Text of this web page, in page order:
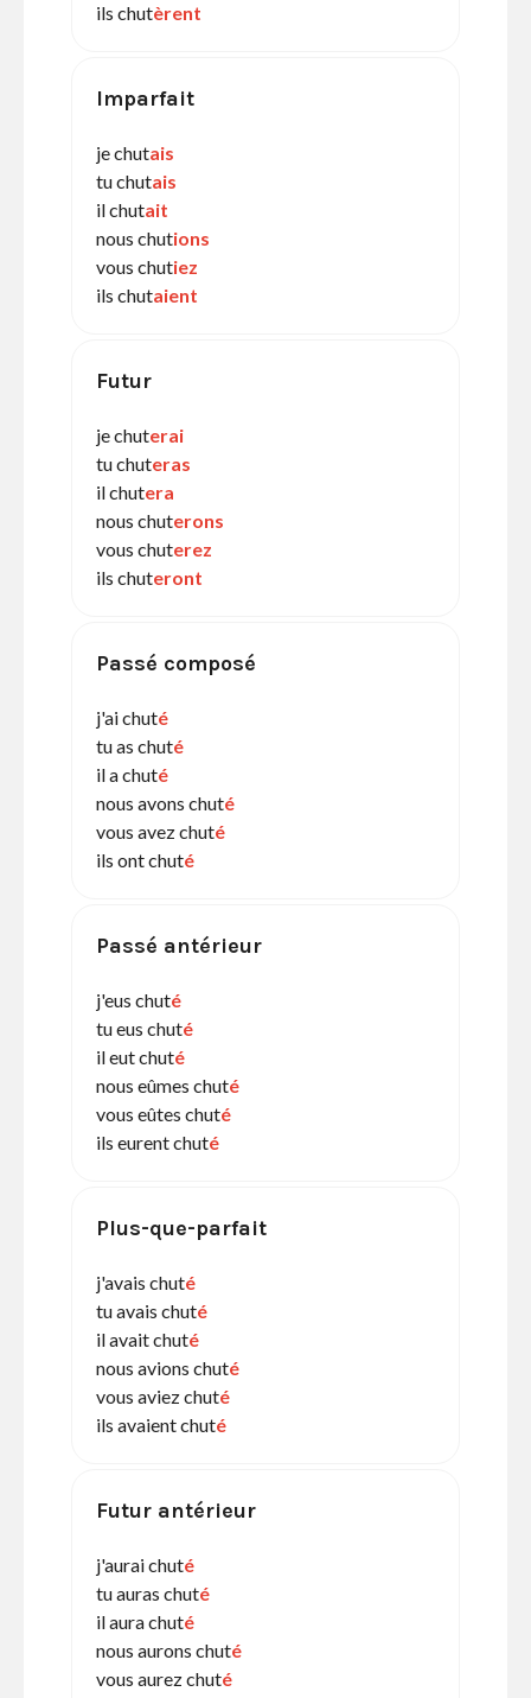
ils chutèrent
Imparfait
je chutais
tu chutais
il chutait
nous chutions
vous chutiez
ils chutaient
Futur
je chuterai
tu chuteras
il chutera
nous chuterons
vous chuterez
ils chuteront
Passé composé
j'ai chuté
tu as chuté
il a chuté
nous avons chuté
vous avez chuté
ils ont chuté
Passé antérieur
j'eus chuté
tu eus chuté
il eut chuté
nous eûmes chuté
vous eûtes chuté
ils eurent chuté
Plus-que-parfait
j'avais chuté
tu avais chuté
il avait chuté
nous avions chuté
vous aviez chuté
ils avaient chuté
Futur antérieur
j'aurai chuté
tu auras chuté
il aura chuté
nous aurons chuté
vous aurez chuté